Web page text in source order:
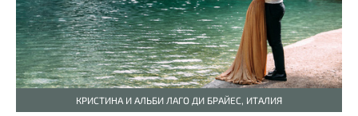
КРИСТИНА И АЛЬБИ ЛАГО ДИ БРАЙЕС, ИТАЛИЯ